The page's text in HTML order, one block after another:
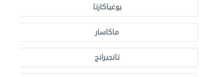
يوغياكارتا
ماكاسار
تانجيرانج